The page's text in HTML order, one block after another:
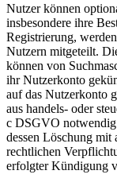
Nutzer können
insbesondere ihre
Registrierung,
Nutzern mitgeteilt.
können von
ihr Nutzerkonto
auf das Nutzerkonto
aus handels- oder
c DSGVO
dessen Löschung
rechtlichen
erfolgter Kündigung